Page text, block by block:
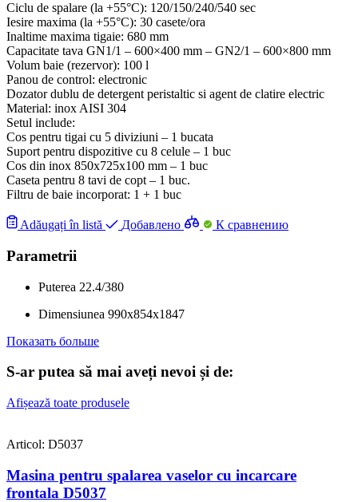
Ciclu de spalare (la +55°C): 120/150/240/540 sec
Iesire maxima (la +55°C): 30 casete/ora
Inaltime maxima tigaie: 680 mm
Capacitate tava GN1/1 – 600×400 mm – GN2/1 – 600×800 mm
Volum baie (rezervor): 100 l
Panou de control: electronic
Dozator dublu de detergent peristaltic si agent de clatire electric
Material: inox AISI 304
Setul include:
Cos pentru tigai cu 5 diviziuni – 1 bucata
Suport pentru dispozitive cu 8 celule – 1 buc
Cos din inox 850x725x100 mm – 1 buc
Caseta pentru 8 tavi de copt – 1 buc.
Filtru de baie incorporat: 1 + 1 buc
Adăugați în listă Добавлено К сравнению
Parametrii
Puterea 22.4/380
Dimensiunea 990x854x1847
Показать больше
S-ar putea să mai aveți nevoi și de:
Afișează toate produsele
Articol: D5037
Masina pentru spalarea vaselor cu incarcare
frontala D5037